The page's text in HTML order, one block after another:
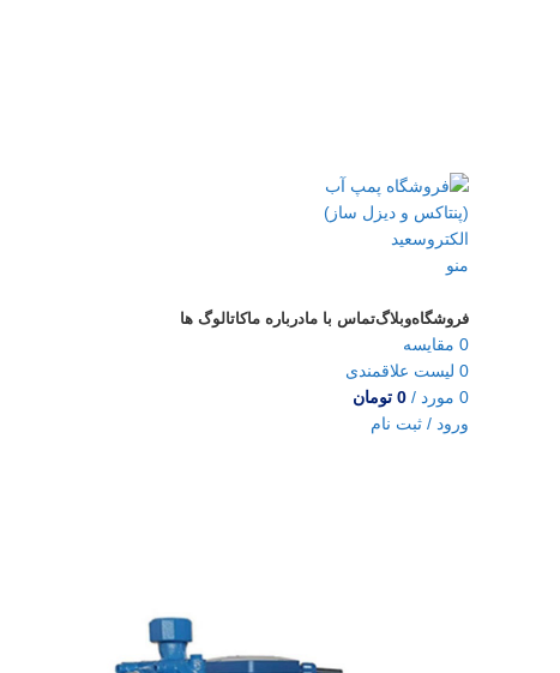
منو
فروشگاهوبلاگتماس با مادرباره ماکاتالوگ ها
0 مقایسه
0 لیست علاقمندی
0 مورد /
0 تومان
ورود / ثبت نام